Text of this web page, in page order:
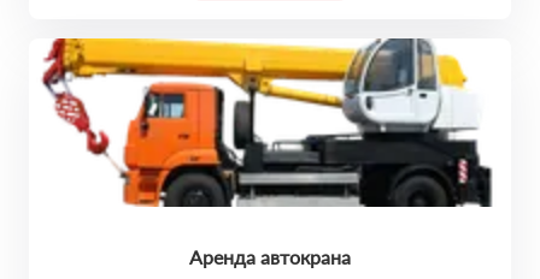
Аренда автокрана